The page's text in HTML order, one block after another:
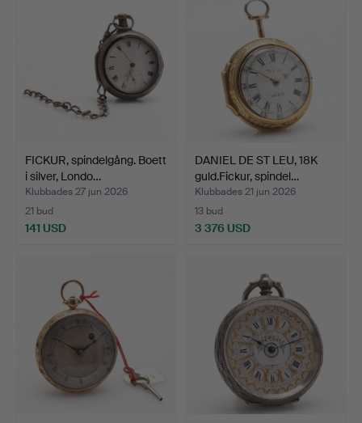
FICKUR, spindelgång. Boett
i silver, Londo…
Klubbades 27 jun 2026
21 bud
141 USD
DANIEL DE ST LEU, 18K
guld.Fickur, spindel…
Klubbades 21 jun 2026
13 bud
3 376 USD